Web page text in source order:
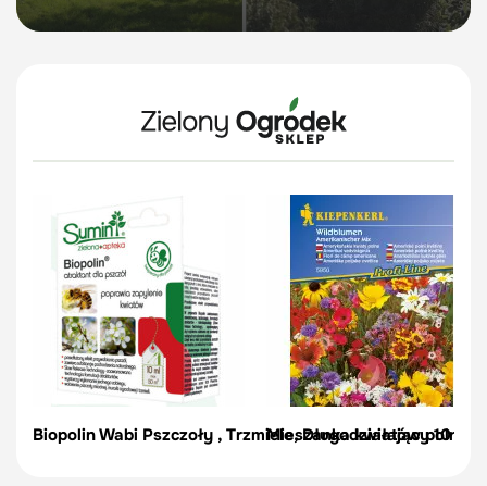
Biopolin Wabi Pszczoły , Trzmiele, Długodziałający 10 ml
Mieszanka kwiatów polnych